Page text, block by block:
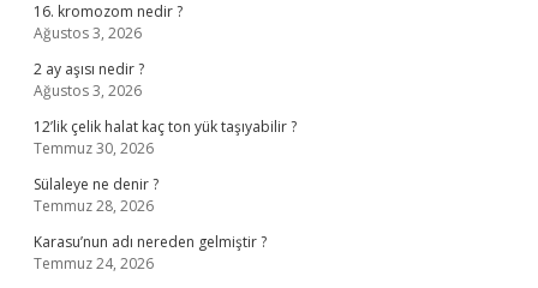
16. kromozom nedir ?
Ağustos 3, 2026
2 ay aşısı nedir ?
Ağustos 3, 2026
12’lik çelik halat kaç ton yük taşıyabilir ?
Temmuz 30, 2026
Sülaleye ne denir ?
Temmuz 28, 2026
Karasu’nun adı nereden gelmiştir ?
Temmuz 24, 2026